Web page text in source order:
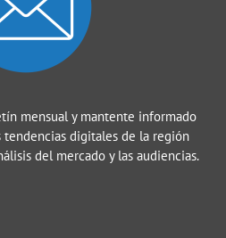
mensual y mantente informado
tendencias digitales de la región
del mercado y las audiencias.